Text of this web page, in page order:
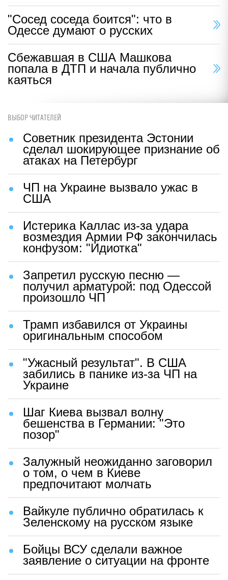
"Сосед соседа боится": что в
Одессе думают о русских
Сбежавшая в США Машкова
попала в ДТП и начала публично
каяться
ВЫБОР ЧИТАТЕЛЕЙ
Советник президента Эстонии
сделал шокирующее признание об
атаках на Петербург
ЧП на Украине вызвало ужас в
США
Истерика Каллас из-за удара
возмездия Армии РФ закончилась
конфузом: "Идиотка"
Запретил русскую песню —
получил арматурой: под Одессой
произошло ЧП
Трамп избавился от Украины
оригинальным способом
"Ужасный результат". В США
забились в панике из-за ЧП на
Украине
Шаг Киева вызвал волну
бешенства в Германии: "Это
позор"
Залужный неожиданно заговорил
о том, о чем в Киеве
предпочитают молчать
Вайкуле публично обратилась к
Зеленскому на русском языке
Бойцы ВСУ сделали важное
заявление о ситуации на фронте